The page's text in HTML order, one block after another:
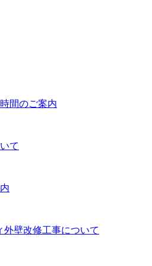
間のご案内
て
外壁改修工事について